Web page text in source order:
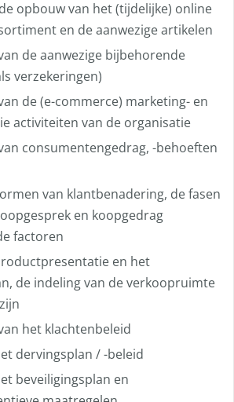
opbouw van het (tijdelijke) online
en de aanwezige artikelen
de aanwezige bijbehorende
verzekeringen)
de (e-commerce) marketing- en
activiteiten van de organisatie
consumentengedrag, -behoeften
van klantbenadering, de fasen
en koopgedrag
factoren
en het
de indeling van de verkoopruimte
het klachtenbeleid
dervingsplan / -beleid
beveiligingsplan en